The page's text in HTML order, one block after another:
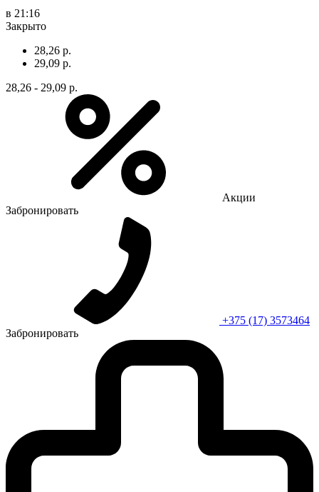
в 21:16
Закрыто
28,26 р.
29,09 р.
28,26 - 29,09 р.
Акции
Забронировать
+375 (17) 3573464
Забронировать